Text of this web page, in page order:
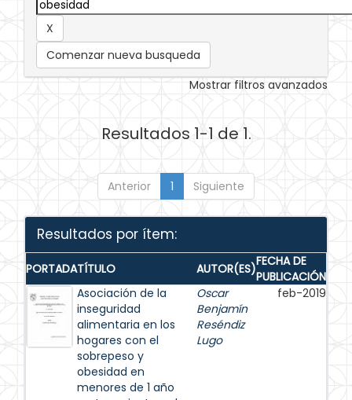
Comenzar nueva busqueda
Mostrar filtros avanzados
Resultados 1-1 de 1.
Anterior 1 Siguiente
Resultados por ítem:
PORTADATÍTULO AUTOR(ES)FECHA DE
PUBLICACIÓN
Asociación de la
inseguridad
alimentaria en los
hogares con el
sobrepeso y
obesidad en
menores de 1 año
Oscar
Benjamín
Reséndiz
Lugo
feb-2019